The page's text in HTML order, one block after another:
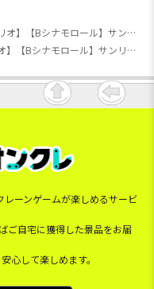
【サンリオ】【Bシナモロール】サンリオキャラクターズ ピューロランドコラボレーション ライブキャラBIGぬいぐるみ～ハローキティ・シナモロール～
【サンリオ】【Bシナモロール】サンリオキャラクターズ ピューロランドコラボレーション ライブキャラBIGぬいぐるみ～ハローキティ・シナモロール～
ーンゲームが楽しめるサービ
ご自宅に獲得した景品をお届
心して楽しめます。